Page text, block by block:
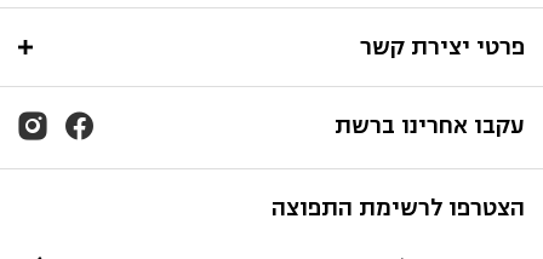
פרטי יצירת קשר
עקבו אחרינו ברשת
הצטרפו לרשימת התפוצה